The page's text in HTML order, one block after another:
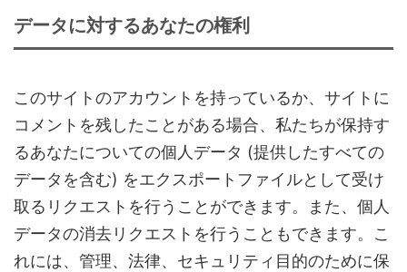
データに対するあなたの権利
このサイトのアカウントを持っているか、サイトに
コメントを残したことがある場合、私たちが保持す
るあなたについての個人データ (提供したすべての
データを含む) をエクスポートファイルとして受け
取るリクエストを行うことができます。また、個人
データの消去リクエストを行うこともできます。こ
れには、管理、法律、セキュリティ目的のために保